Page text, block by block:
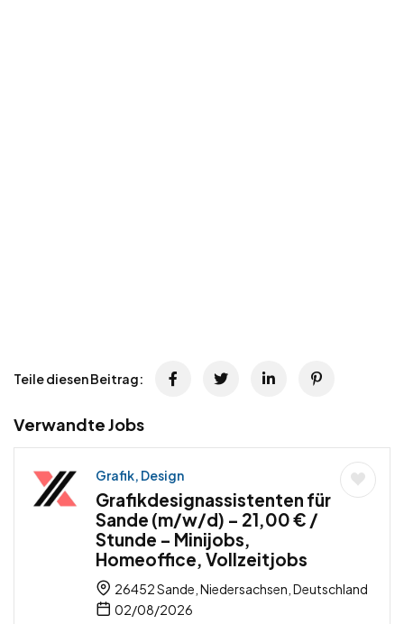
Teile diesen Beitrag:
Verwandte Jobs
Grafik, Design
Grafikdesignassistenten für
Sande (m/w/d) – 21,00 € /
Stunde – Minijobs,
Homeoffice, Vollzeitjobs
26452 Sande, Niedersachsen, Deutschland
02/08/2026